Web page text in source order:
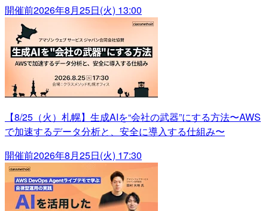
開催前2026年8月25日(火) 13:00
【8/25（火）札幌】生成AIを“会社の武器”にする方法〜AWS
で加速するデータ分析と、安全に導入する仕組み〜
開催前2026年8月25日(火) 17:30